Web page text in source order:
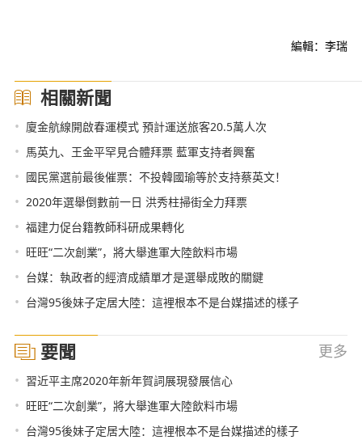
編輯：李瑞
相關新聞
• 廈金航線開啟春運模式 預計運送旅客20.5萬人次
• 馬英九、王金平罕見合體拜票 藍軍支持者興奮
• 國民黨選前最後催票：不投韓國瑜等於支持蔡英文！
• 2020年選舉倒數前一日 洪秀柱掃街全力拜票
• 福建力促台籍教師科研成果轉化
• 旺旺“二次創業”，將大舉進軍大陸飲料市場
• 台媒：執政者的經濟成績單才是選舉成敗的關鍵
• 台灣95後妹子定居大陸：這裡根本不是台媒描述的樣子
要聞 更多
• 習近平主席2020年新年賀詞展現發展信心
• 旺旺“二次創業”，將大舉進軍大陸飲料市場
• 台灣95後妹子定居大陸：這裡根本不是台媒描述的樣子